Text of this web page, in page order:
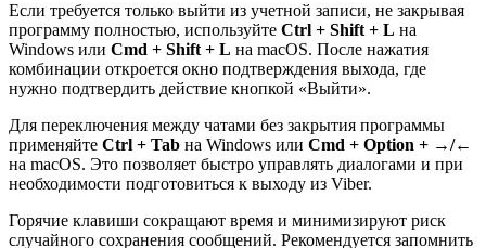
Если требуется только выйти из учетной записи, не закрывая
программу полностью, используйте Ctrl + Shift + L на
Windows или Cmd + Shift + L на macOS. После нажатия
комбинации откроется окно подтверждения выхода, где
нужно подтвердить действие кнопкой «Выйти».
Для переключения между чатами без закрытия программы
применяйте Ctrl + Tab на Windows или Cmd + Option + →/←
на macOS. Это позволяет быстро управлять диалогами и при
необходимости подготовиться к выходу из Viber.
Горячие клавиши сокращают время и минимизируют риск
случайного сохранения сообщений. Рекомендуется запомнить